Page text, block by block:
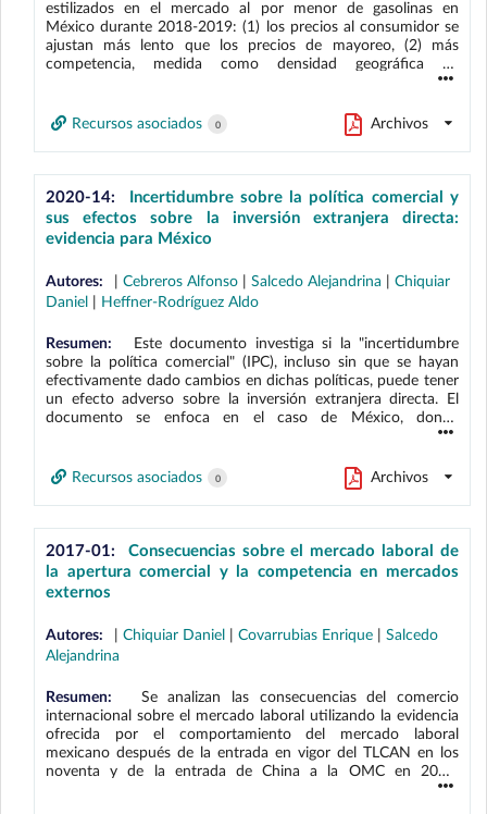
estilizados en el mercado al por menor de gasolinas en
México durante 2018-2019: (1) los precios al consumidor se
ajustan más lento que los precios de mayoreo, (2) más
competencia, medida como densidad geográfica de
gasolineras, implica menores precios y márgenes, y (3) más
rápido. Sin embargo, a nivel regional se encuentran
diferencias en la velocidad de traspaso que no se explican por
la densidad de gasolineras. Conjeturamos que en algunas
localidades una coordinación en precios altos podría estar
contrarrestando la presión competitiva. Clasificamos a los
municipios en categorías de concentración en precios "altos"
o "bajos". En el primer tipo de municipios la concentración de
precios está correlacionada positivamente con el nivel de
en precios "bajos", los signos de las correlaciones se revierten.
Recursos asociados 0 Archivos
2020-14: Incertidumbre sobre la política comercial y
sus efectos sobre la inversión extranjera directa:
evidencia para México
Autores: | Cebreros Alfonso | Salcedo Alejandrina | Chiquiar
Daniel | Heffner-Rodríguez Aldo
Resumen:
Este documento investiga si la "incertidumbre
sobre la política comercial" (IPC), incluso sin que se hayan
efectivamente dado cambios en dichas políticas, puede tener
un efecto adverso sobre la inversión extranjera directa. El
documento se enfoca en el caso de México, donde
observamos un aumento grande y exógeno en la IPC vis-à-vis
2016. Para probar esta hipótesis, usamos datos de Google
Trends para construir un índice de la IPC y argumentamos
que este índice captura adecuadamente tanto la variación
temporal como transversal en la IPC en todos los estados de
México. Explotamos esta variación para identificar el efecto
del aumento en la incertidumbre sobre los flujos de IED y
encontramos que el aumento en la IPC afectó negativamente
los flujos de IED, siendo este efecto el resultado del impacto
orientación exportadora.
Recursos asociados 0 Archivos
2017-01: Consecuencias sobre el mercado laboral de
la apertura comercial y la competencia en mercados
externos
Autores: | Chiquiar Daniel | Covarrubias Enrique | Salcedo
Alejandrina
Resumen:
Se analizan las consecuencias del comercio
internacional sobre el mercado laboral utilizando la evidencia
ofrecida por el comportamiento del mercado laboral
mexicano después de la entrada en vigor del TLCAN en los
noventa y de la entrada de China a la OMC en 2001.
Siguiendo un enfoque cercano al propuesto por Autor, Dorn